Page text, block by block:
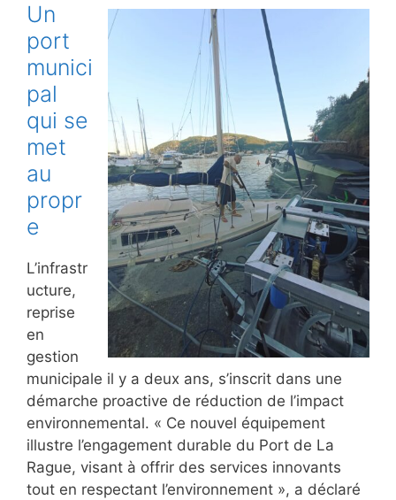
Un
port
munici
pal
qui se
met
au
propr
e
L’infrastr
ucture,
reprise
en
gestion
municipale il y a deux ans, s’inscrit dans une
démarche proactive de réduction de l’impact
environnemental. « Ce nouvel équipement
illustre l’engagement durable du Port de La
Rague, visant à offrir des services innovants
tout en respectant l’environnement », a déclaré